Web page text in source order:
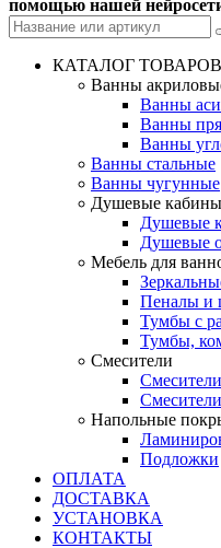
помощью нашей
КАТАЛОГ ТОВАРОВ
Ванны
Ванны
Ванны
Ванны
Ванны стальные
Ванны чугунные
Душевые кабины
Душевые
Душевые
Мебель для
Пеналы и
Тумбы с
Тумбы,
Смесители
Напольные
Подложки
ОПЛАТА
ДОСТАВКА
УСТАНОВКА
КОНТАКТЫ